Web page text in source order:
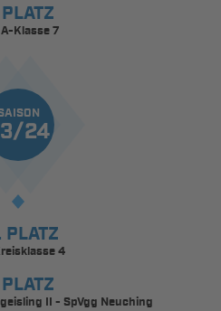
Klasse 7
24
PLATZ
4
II - SpVgg Neuching